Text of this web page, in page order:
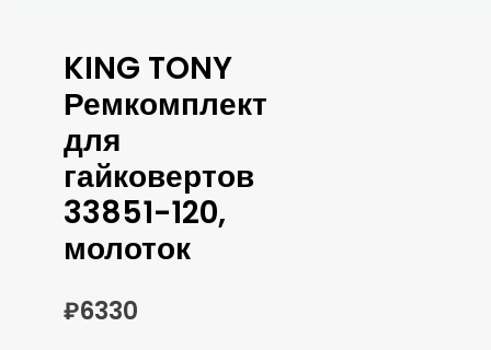
KING TONY
Ремкомплект
для
гайковертов
33851-120,
молоток
₽6330